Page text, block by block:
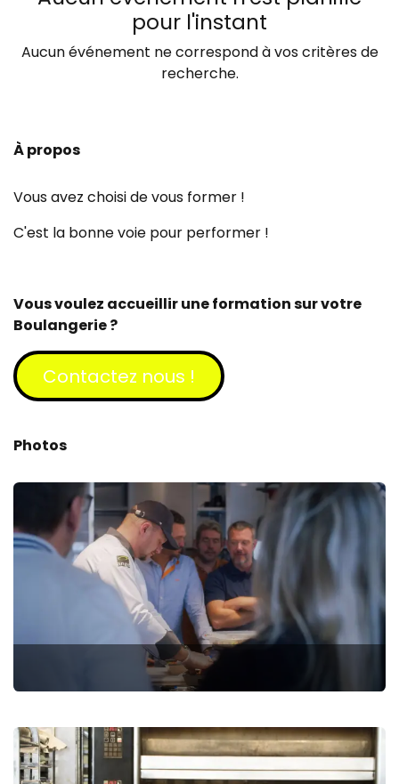
pour l'instant
Aucun événement ne correspond à vos critères de
recherche.
À propos
Vous avez choisi de vous former !
C'est la bonne voie pour performer !
Vous voulez accueillir une formation sur votre
Boulangerie ?
Contactez​​​​ nous !
Photos